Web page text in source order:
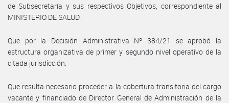
de Subsecretaría y sus respectivos Objetivos, correspondiente al
MINISTERIO DE SALUD.
Que por la Decisión Administrativa Nº 384/21 se aprobó la
estructura organizativa de primer y segundo nivel operativo de la
citada jurisdicción.
Que resulta necesario proceder a la cobertura transitoria del cargo
vacante y financiado de Director General de Administración de la